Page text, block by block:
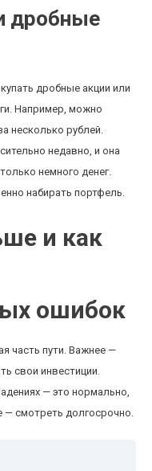
дробные
дробные акции или
Например, можно
несколько рублей.
недавно, и она
немного денег.
набирать портфель.
и как
ошибок
часть пути. Важнее —
свои инвестиции.
— это нормально,
— смотреть долгосрочно.